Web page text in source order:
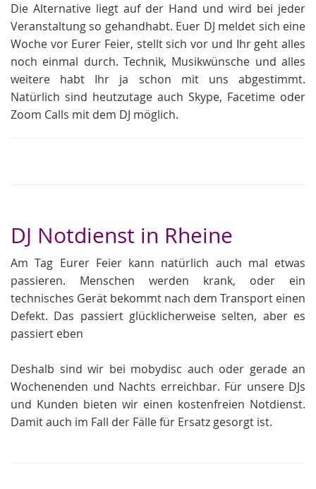
Die Alternative liegt auf der Hand und wird bei jeder
Veranstaltung so gehandhabt. Euer DJ meldet sich eine
Woche vor Eurer Feier, stellt sich vor und Ihr geht alles
noch einmal durch. Technik, Musikwünsche und alles
weitere habt Ihr ja schon mit uns abgestimmt.
Natürlich sind heutzutage auch Skype, Facetime oder
Zoom Calls mit dem DJ möglich.
DJ Notdienst in Rheine
Am Tag Eurer Feier kann natürlich auch mal etwas
passieren. Menschen werden krank, oder ein
technisches Gerät bekommt nach dem Transport einen
Defekt. Das passiert glücklicherweise selten, aber es
passiert eben
Deshalb sind wir bei mobydisc auch oder gerade an
Wochenenden und Nachts erreichbar. Für unsere DJs
und Kunden bieten wir einen kostenfreien Notdienst.
Damit auch im Fall der Fälle für Ersatz gesorgt ist.